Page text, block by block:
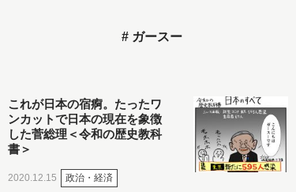
ガースー
これが日本の宿痾。たったワ
ンカットで日本の現在を象徴
した菅総理＜令和の歴史教科
書＞
2020.12.15 政治・経済